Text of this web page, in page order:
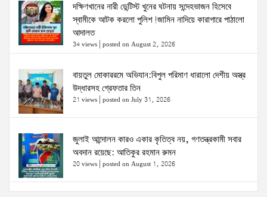
দক্ষিণখানের নারী ডেন্টিস্ট খুনের ঘটনায় সন্দেহভাজন হিসেবে
স্বামীকে আটক করলো পুলিশ!জামিন নাদিয়ে কারাগারে পাঠালো
আদালত
34 views posted on August 2, 2026
বায়তুল মোকাররমে অভিযান:বিপুল পরিমাণ ধারালো দেশীয় অস্ত্র
উদ্ধারসহ গ্রেফতার তিন
21 views posted on July 31, 2026
জুলাই আন্দোলন কারও একার কৃতিত্ব নয়, গণতন্ত্রকামী সবার
অবদান রয়েছে: আতিকুর রহমান রুমন
20 views posted on August 1, 2026